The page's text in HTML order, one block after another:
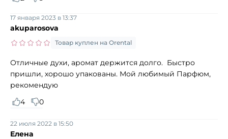
akuparosova
17 января 2023 в 13:37
Товар куплен на Orental
Отличные духи, аромат держится долго. Быстро
пришли, хорошо упакованы. Мой любимый Парфюм,
рекомендую
4
0
Елена
22 июля 2022 в 15:50